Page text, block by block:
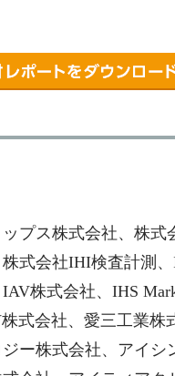
プス株式会社、株式
式会社IHI検査計測、
IAV株式会社、IHS
式会社、愛三工業株
ー株式会社、アイシ